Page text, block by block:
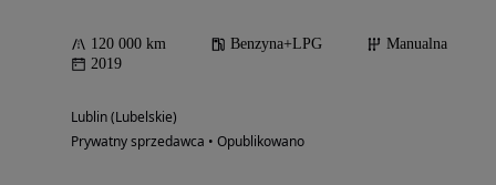
120 000 km Benzyna+LPG
Manualna
2019
Lublin (Lubelskie)
Prywatny sprzedawca • Opublikowano